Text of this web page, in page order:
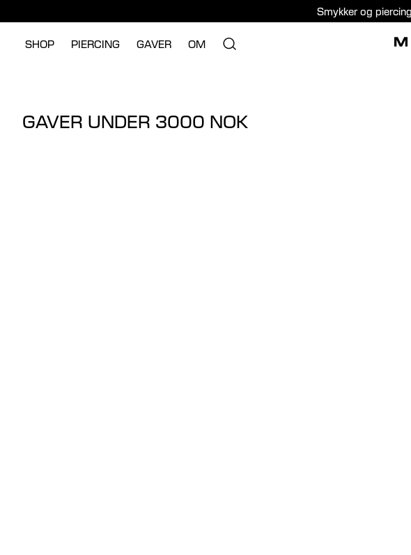
Smykker og
SHOP PIERCING GAVER OM
GAVER UNDER 3000 NOK